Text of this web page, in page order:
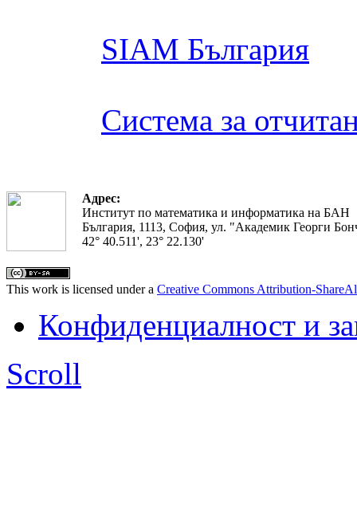
SIAM България
Система за
Адрес:
Институт по математика и информатика на БАН
България, 1113, София, ул. "Академик Георги
42° 40.511', 23° 22.130'
This work is licensed under a Creative Commons Attribution-
Конфиденциалност и
Scroll